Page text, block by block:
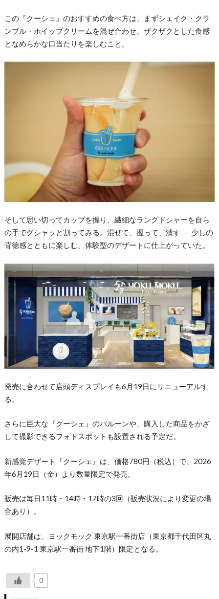
この『クーシェ』のおすすめの食べ方は、まずシェイク・クラ
ンブル・ホイップクリームを混ぜ合わせ、ザクザクとした食感
となめらかな口当たりを楽しむこと。
そして思い切ってカップを握り、繊細なラングドシャーを自ら
の手でグシャッと割ってみる。混ぜて、握って、潰す──少しの
背徳感とともに楽しむ、体験型のデザートに仕上がっていた。
発売に合わせて店頭ディスプレイも6月19日にリニューアルす
る。
さらに巨大な『クーシェ』のバルーンや、購入した商品をかざ
して撮影できるフォトスポットも設置される予定だ。
新感覚デザート『クーシェ』は、価格780円（税込）で、2026
年6月19日（金）より数量限定で発売。
販売は毎日11時・14時・17時の3回（販売状況により変更の場
合あり）。
展開店舗は、ヨックモック 東京駅一番街店（東京都千代田区丸
の内1-9-1 東京駅一番街 地下1階）限定となる。
0